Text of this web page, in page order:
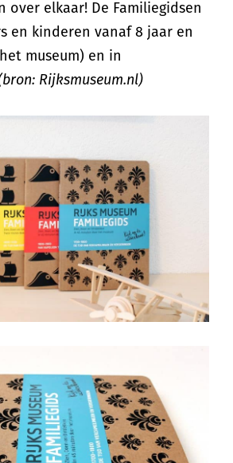
over elkaar! De Familiegidsen
en kinderen vanaf 8 jaar en
museum) en in
Rijksmuseum.nl)